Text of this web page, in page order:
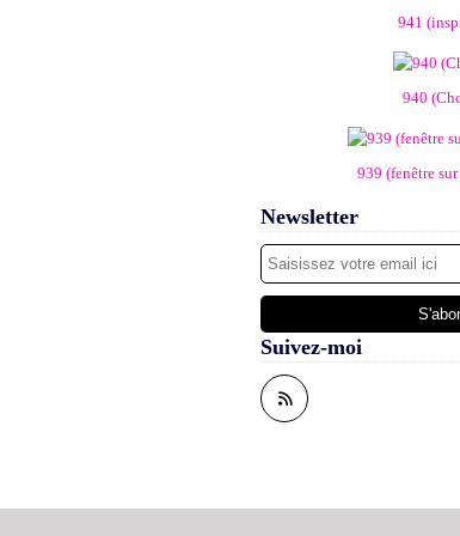
941
940
939 (fenêtre
Newsletter
Suivez-moi